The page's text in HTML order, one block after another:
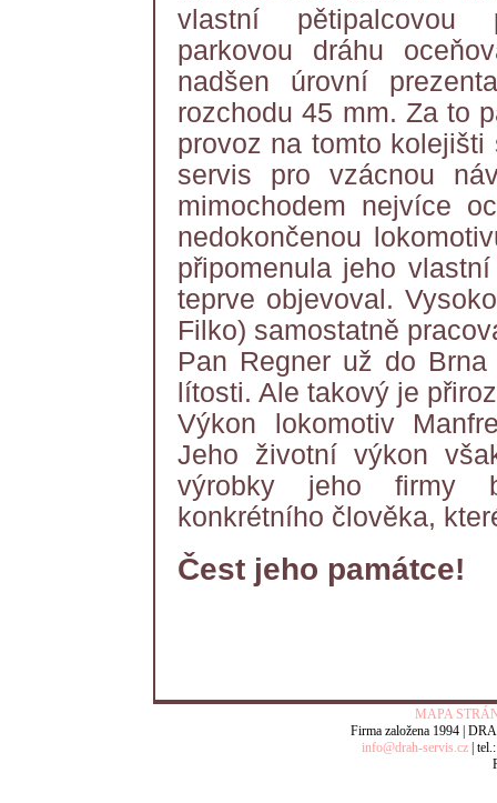
vlastní pětipalcovou
parkovou dráhu
nadšen úrovní
rozchodu 45 mm. Za to
provoz na tomto
servis pro vzácnou
mimochodem nejvíce
nedokončenou
připomenula jeho
teprve objevoval.
Filko) samostatně
Pan Regner už do
lítosti. Ale takový je
Výkon lokomotiv
Jeho životní výkon
výrobky jeho firmy
konkrétního člověka,
Čest jeho památce!
MAPA
Firma založena 1994 |
info@drah-servis.cz| tel.: